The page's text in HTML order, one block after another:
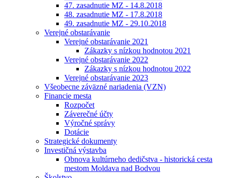
47. zasadnutie MZ - 14.8.2018
48. zasadnutie MZ - 17.8.2018
49. zasadnutie MZ - 29.10.2018
Verejné obstarávanie
Verejné obstarávanie 2021
Zákazky s nízkou hodnotou 2021
Verejné obstarávanie 2022
Zákazky s nízkou hodnotou 2022
Verejné obstarávanie 2023
Všeobecne záväzné nariadenia (VZN)
Financie mesta
Rozpočet
Záverečné účty
Výročné správy
Dotácie
Strategické dokumenty
Investičná výstavba
Obnova kultúrneho dedičstva - historická cesta
mestom Moldava nad Bodvou